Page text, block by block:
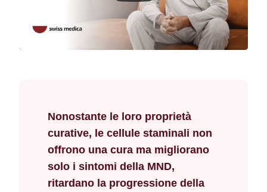
Nonostante le loro proprietà
curative, le cellule staminali non
offrono una cura ma migliorano
solo i sintomi della MND,
ritardano la progressione della